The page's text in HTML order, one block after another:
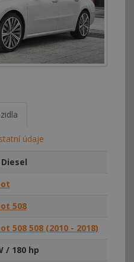
údaje
508
508 508 (2010 - 2018)
/ 180 hp